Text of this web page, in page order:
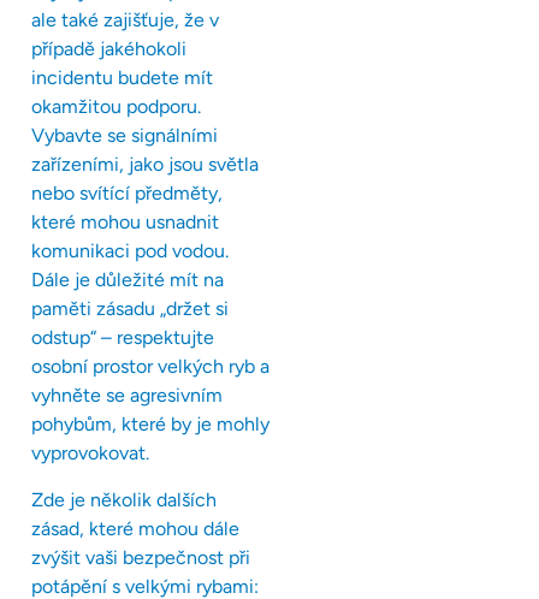
ale také zajišťuje, že v
případě jakéhokoli
incidentu budete mít
okamžitou podporu.
Vybavte se signálními
zařízeními, jako jsou světla
nebo svítící předměty,
které mohou usnadnit
komunikaci pod vodou.
Dále je důležité mít na
paměti zásadu „držet si
odstup“ – respektujte
osobní prostor velkých ryb a
vyhněte se agresivním
pohybům, které by je mohly
vyprovokovat.
Zde je několik dalších
zásad, které mohou dále
zvýšit vaši bezpečnost při
potápění s velkými rybami: